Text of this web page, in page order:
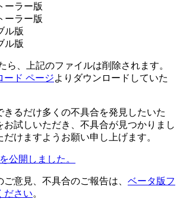
ーラー版
ーラー版
ル版
ル版
ら、上記のファイルは削除されます。
ード ページよりダウンロードしていた
きるだけ多くの不具合を発見したいた
お試しいただき、不具合が見つかりまし
けますようお願い申し上げます。
公開しました。
意見、不具合のご報告は、 ベータ版フ
ださい。